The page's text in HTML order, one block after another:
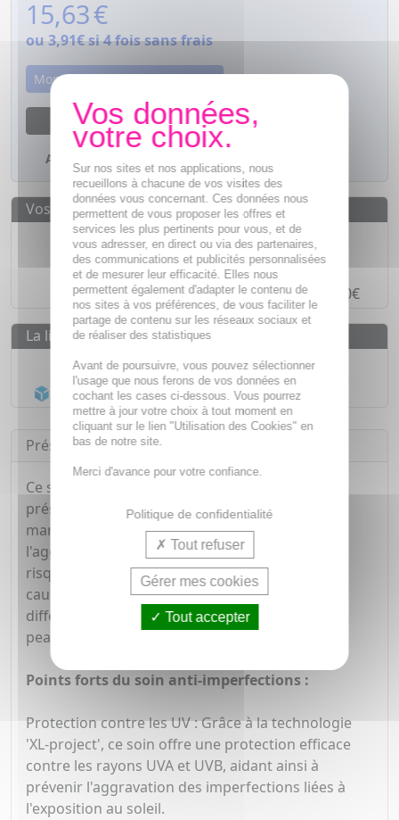
15,63€
ou 3,91€si 4 fois sans frais
Momentanément indisponible
M'avertir dès que le produit sera disponible
Ajouter à mes favoris
Vos avantages
Des prix IMBATTABLES
Paiement en ligneSÉCURISÉ
Paiement en4 fois sans fraisà partir de 30€
La livraison
Livraison gratuite dès 55€
Acheminement Chronopost en 24h*
Présentation
Ce soin est spécialement conçu pour les peaux
présentant des imperfections sévères ou des
marques. Son action est double : il aide à éviter
l'aggravation des imperfections, notamment le
risque d'hyper-pigmentation rouge ou brune
causée par les rayons UV, tout en agissant sur
différents aspects liés aux imperfections de la
peau.
Points forts du soin anti-imperfections :
Protection contre les UV : Grâce à la technologie
'XL-project', ce soin offre une protection efficace
contre les rayons UVA et UVB, aidant ainsi à
prévenir l'aggravation des imperfections liées à
l'exposition au soleil.
Sur nos sites et nos applications, nous
recueillons à chacune de vos visites des
données vous concernant. Ces données nous
permettent de vous proposer les offres et
services les plus pertinents pour vous, et de
vous adresser, en direct ou via des partenaires,
des communications et publicités personnalisées
et de mesurer leur efficacité. Elles nous
permettent également d'adapter le contenu de
nos sites à vos préférences, de vous faciliter le
partage de contenu sur les réseaux sociaux et
de réaliser des statistiques
Avant de poursuivre, vous pouvez sélectionner
l'usage que nous ferons de vos données en
cochant les cases ci-dessous. Vous pourrez
mettre à jour votre choix à tout moment en
cliquant sur le lien "Utilisation des Cookies" en
bas de notre site.
Merci d'avance pour votre confiance.
Politique de confidentialité
Tout refuser
Gérer mes cookies
Tout accepter